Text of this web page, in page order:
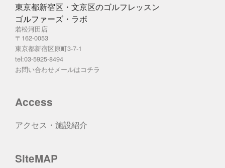
東京都新宿区・文京区のゴルフレッスン
ゴルファーズ・ラボ
若松河田店
〒162-0053
東京都新宿区原町3-7-1
tel:03-5925-8494
お問い合わせメールはコチラ
Access
アクセス・施設紹介
SiteMAP